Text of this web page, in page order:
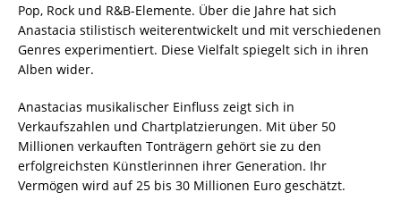
Pop, Rock und R&B-Elemente. Über die Jahre hat sich
Anastacia stilistisch weiterentwickelt und mit verschiedenen
Genres experimentiert. Diese Vielfalt spiegelt sich in ihren
Alben wider.
Anastacias musikalischer Einfluss zeigt sich in
Verkaufszahlen und Chartplatzierungen. Mit über 50
Millionen verkauften Tonträgern gehört sie zu den
erfolgreichsten Künstlerinnen ihrer Generation. Ihr
Vermögen wird auf 25 bis 30 Millionen Euro geschätzt.